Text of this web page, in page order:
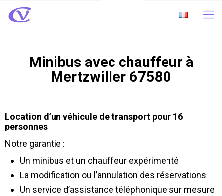
Minibus avec chauffeur à
Mertzwiller 67580
Location d’un véhicule de transport pour 16
personnes
Notre garantie :
Un minibus et un chauffeur expérimenté
La modification ou l’annulation des réservations
Un service d’assistance téléphonique sur mesure